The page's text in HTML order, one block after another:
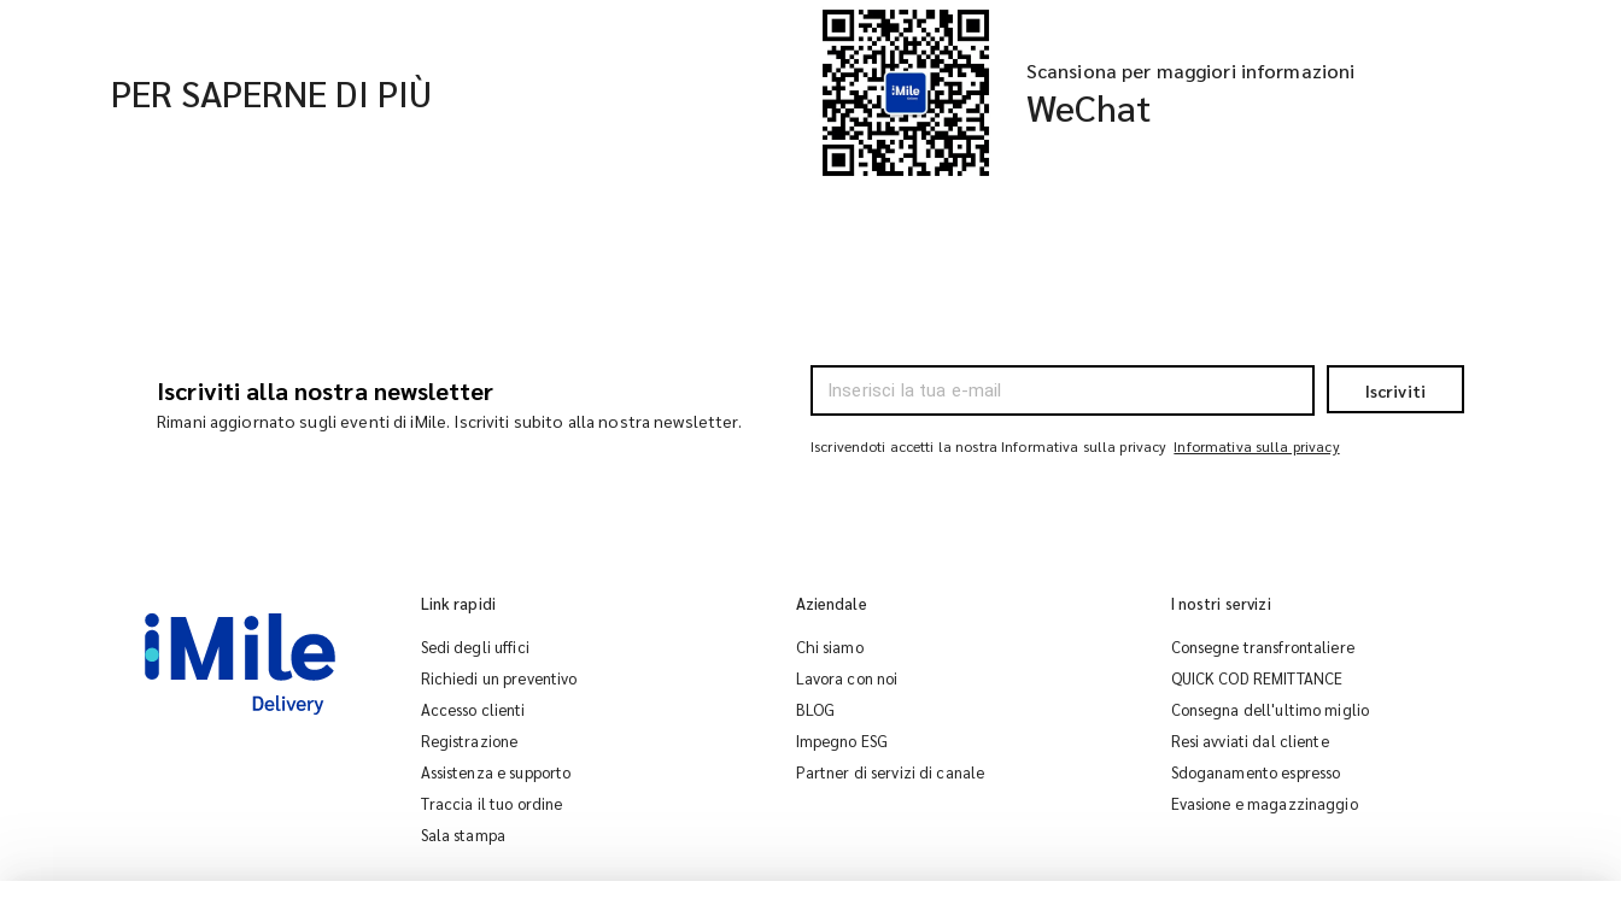
PER SAPERNE DI PIÙ Scansiona per maggiori informazioni
WeChat
Iscriviti alla nostra newsletter
Rimani aggiornato sugli eventi di iMile. Iscriviti subito alla nostra newsletter.
Iscriviti
Iscrivendoti accetti la nostra Informativa sulla privacy Informativa sulla privacy
Link rapidi
Sedi degli uffici
Richiedi un preventivo
Accesso clienti
Registrazione
Assistenza e supporto
Traccia il tuo ordine
Sala stampa
Aziendale
Chi siamo
Lavora con noi
BLOG
Impegno ESG
Partner di servizi di canale
I nostri servizi
Consegne transfrontaliere
QUICK COD REMITTANCE
Consegna dell'ultimo miglio
Resi avviati dal cliente
Sdoganamento espresso
Evasione e magazzinaggio
iMile Chat